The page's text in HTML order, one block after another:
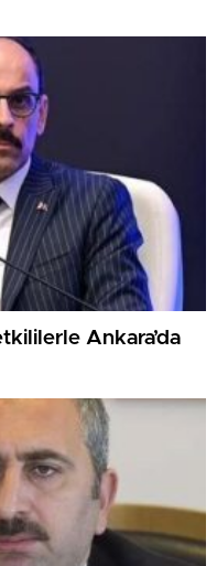
Ankara’da